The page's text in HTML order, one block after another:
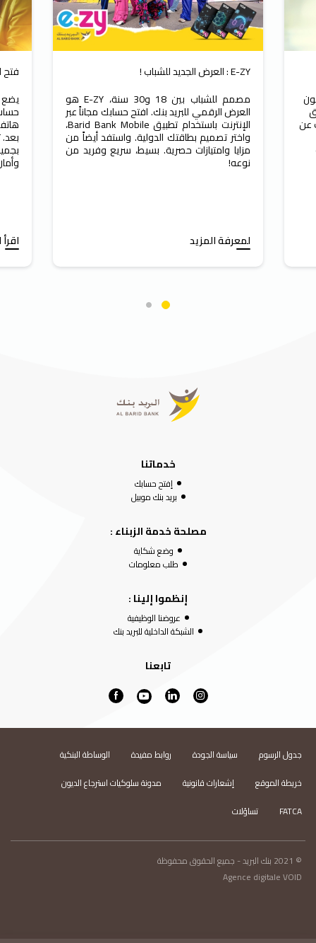
عن
E-ZY : العرض الجديد للشباب !
مصمم للشباب بين 18 و30 سنة، E-ZY هو
العرض الرقمي للبريد بنك. افتح حسابك مجاناً عبر
الإنترنت باستخدام تطبيق Barid Bank Mobile،
واختر تصميم بطاقتك الدولية. واستفد أيضاً من
مزايا وامتيازات حصرية. بسيط، سريع وفريد من
نوعه!
لمعرفة المزيد
فتح
يضع
خدماتنا
إفتح حسابك
بريد بنك موبيل
مصلحة خدمة الزبناء :
وضع شكاية
طلب معلومات
إنظموا إلينا :
عروضنا الوظيفية
الشبكة الداخلية للبريد بنك
تابعنا
جدول الرسوم سياسة الجودة روابط مفيدة
الوساطة البنكية
خريطة الموقع
إشعارات قانونية
مدونة سلوكيات استرجاع الديون
FATCA
تساؤلات
© 2021 بنك البريد - جميع الحقوق محفوظة
Agence digitale VOID